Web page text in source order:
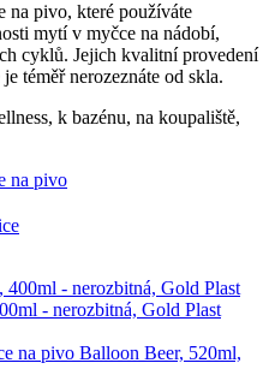
na pivo, které používáte
mytí v myčce na nádobí,
cyklů. Jejich kvalitní provedení
téměř nerozeznáte od skla.
k bazénu, na koupaliště,
na pivo
- nerozbitná, Gold Plast